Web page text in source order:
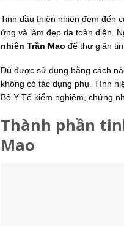
Tinh dầu thiên nhiên đem đến
ứng và làm đẹp da toàn diện.
nhiên Trần Mao để thư giãn
Dù được sử dụng bằng cách
không có tác dụng phụ. Tính
Bộ Y Tế kiểm nghiệm, chứng
Thành phần
Mao